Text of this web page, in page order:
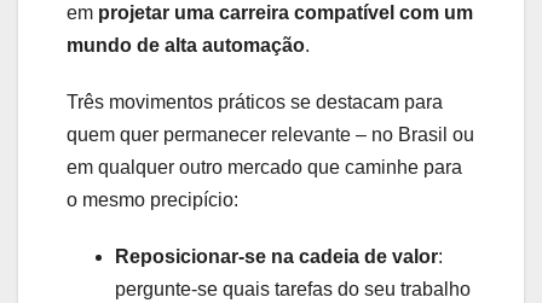
em projetar uma carreira compatível com um
mundo de alta automação.
Três movimentos práticos se destacam para
quem quer permanecer relevante – no Brasil ou
em qualquer outro mercado que caminhe para
o mesmo precipício:
Reposicionar-se na cadeia de valor:
pergunte-se quais tarefas do seu trabalho